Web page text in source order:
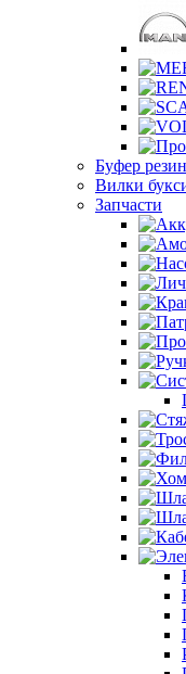
Буфер
Вилки
Запчасти